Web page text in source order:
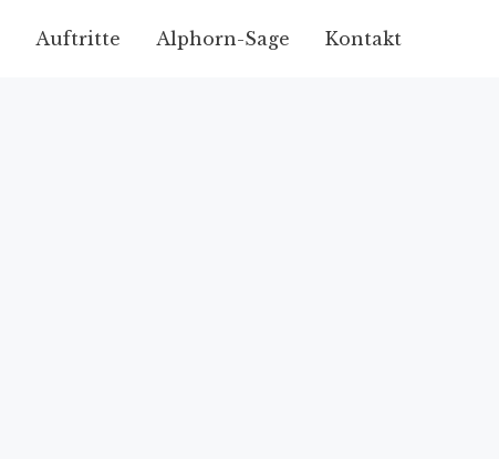
Auftritte Alphorn-Sage Kontakt